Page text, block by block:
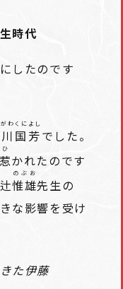
時代
したのです
国芳
わくによし
でした。
惹
ひ
かれたのです
惟雄
のぶお
先生の
な影響を受け
た伊藤